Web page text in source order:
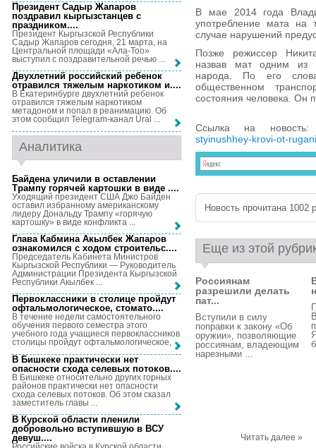
В мае 2014 года
употребление мата
случае нарушений
Позже режиссер
назвав мат одним из
народа. По его
общественном
состояния человека. Он
Ссылка на
styinushhey-krovi-ot-
Новость прочитана 1002
Еще из этой
Россиянам
разрешили делать
пат...
Вступили в силу
поправки к закону «Об
оружии», позволяющие
россиянам, владеющим
нарезными ...
Читать далее »
Президент Садыр Жапаров
поздравил кыргызстанцев с
праздником....
Президент Кыргызской Республики
Садыр Жапаров сегодня, 21 марта, на
Центральной площади «Ала-Тоо»
выступил с поздравительной речью ...
Двухлетний российский ребенок
отравился тяжелым наркотиком и....
В Екатеринбурге двухлетний ребенок
отравился тяжелым наркотиком
метадоном и попал в реанимацию. Об
этом сообщил Telegram-канал Ural ...
Аналитика
Байдена уличили в оставлении
Трампу горячей картошки в виде ....
Уходящий президент США Джо Байден
оставил избранному американскому
лидеру Дональду Трампу «горячую
картошку» в виде конфликта ...
Глава Кабмина Акылбек Жапаров
ознакомился с ходом строительс....
Председатель Кабинета Министров
Кыргызской Республики — Руководитель
Администрации Президента Кыргызской
Республики Акылбек ...
Первоклассники в столице пройдут
офтальмологическое, стомато....
В течение недели самостоятельного
обучения первого семестра этого
учебного года учащиеся первоклассников
столицы пройдут офтальмологическое, ...
В Бишкеке практически нет
опасности схода селевых потоков....
В Бишкеке относительно других горных
районов практически нет опасности
схода селевых потоков. Об этом сказал
заместитель главы ...
В Курской области пленили
добровольно вступившую в ВСУ
девуш....